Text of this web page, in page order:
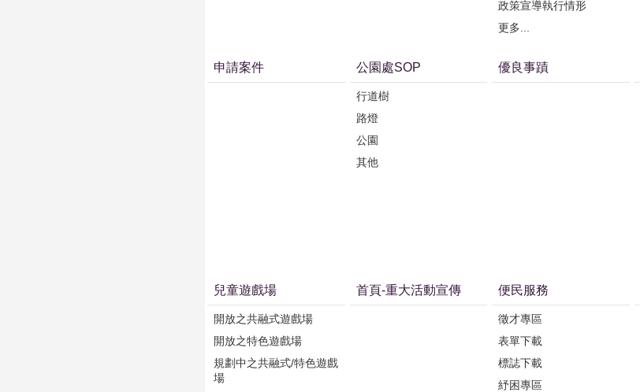
政策宣導執行情形
更多...
申請案件 公園處SOP
行道樹
路燈
公園
其他
優良事蹟
兒童遊戲場
開放之共融式遊戲場
開放之特色遊戲場
規劃中之共融式/特色遊戲
場
首頁-重大活動宣傳 便民服務
徵才專區
表單下載
標誌下載
紓困專區